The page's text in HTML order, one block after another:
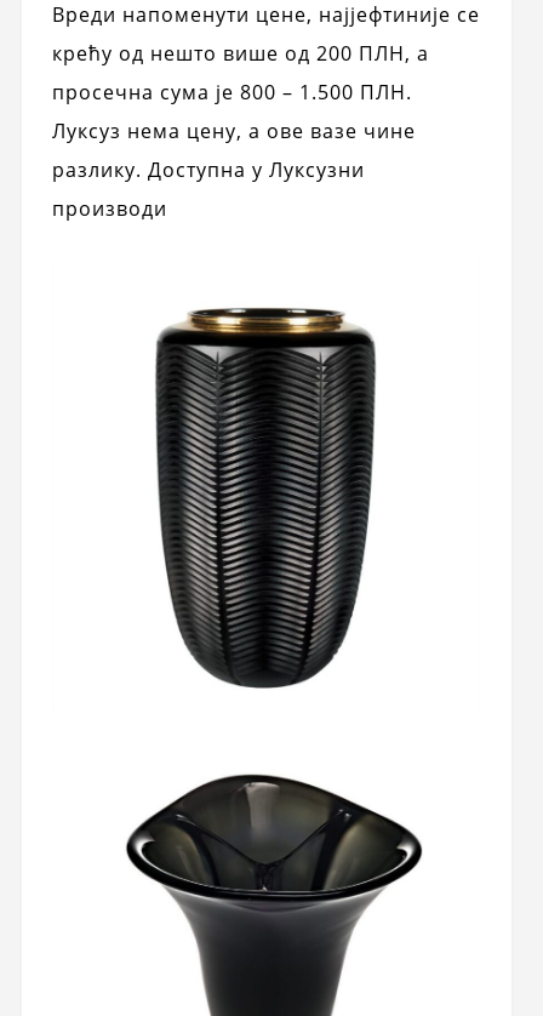
Вреди напоменути цене, најјефтиније се
крећу од нешто више од 200 ПЛН, а
просечна сума је 800 – 1.500 ПЛН.
Луксуз нема цену, а ове вазе чине
разлику. Доступна у Луксузни
производи